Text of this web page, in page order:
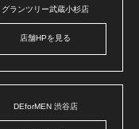
グランツリー武蔵小杉店
店舗HPを見る
DEforMEN 渋谷店